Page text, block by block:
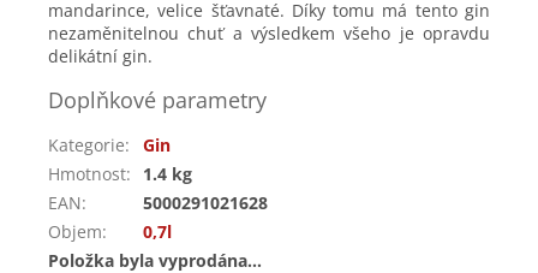
mandarince, velice šťavnaté. Díky tomu má tento gin
nezaměnitelnou chuť a výsledkem všeho je opravdu
delikátní gin.
Doplňkové parametry
Kategorie:
Gin
Hmotnost:
1.4 kg
EAN:
5000291021628
Objem:
0,7l
Položka byla vyprodána…